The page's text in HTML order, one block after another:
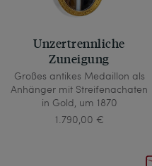
Unzertrennliche
Zuneigung
Großes antikes Medaillon als
Anhänger mit Streifenachaten
in Gold, um 1870
1.790,00 €